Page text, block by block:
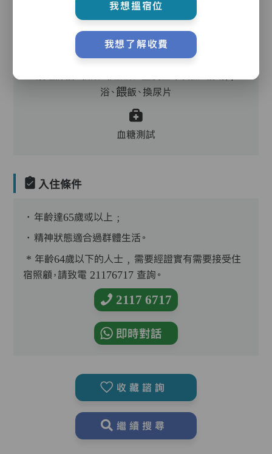
主管,助理員,護理員,保健員,護士,物理治療師,註
冊社工,到診醫生
浴、餵飯、換尿片
血糖測試
入住條件
．年齡達65歲或以上﹔
．精神狀態適合過群體生活。
* 年齡64歲以下的人士﹐需要經證實有需要接受住
宿照顧，請致電 21176717 查詢。
2117 6717
即時對話
收藏諮詢
繼續搜尋
我想搵宿位
我想了解收費